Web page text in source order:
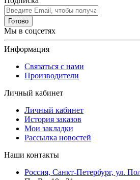
Готово
Мы в соцсетях
Информация
Связаться с нами
Производители
Личный кабинет
Личный кабинет
История заказов
Мои закладки
Рассылка новостей
Наши контакты
Россия, Санкт-Петербург, ул.